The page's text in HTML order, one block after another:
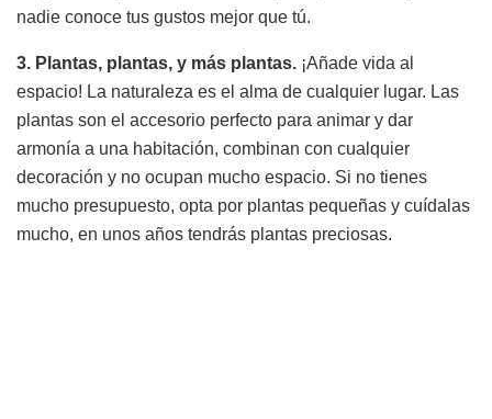
nadie conoce tus gustos mejor que tú.
3. Plantas, plantas, y más plantas. ¡Añade vida al
espacio! La naturaleza es el alma de cualquier lugar. Las
plantas son el accesorio perfecto para animar y dar
armonía a una habitación, combinan con cualquier
decoración y no ocupan mucho espacio. Si no tienes
mucho presupuesto, opta por plantas pequeñas y cuídalas
mucho, en unos años tendrás plantas preciosas.